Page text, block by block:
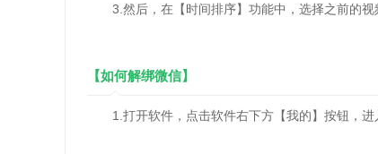
3.然后，在【时间排序】功能中，选择之前的视
【如何解绑微信】
1.打开软件，点击软件右下方【我的】按钮，进